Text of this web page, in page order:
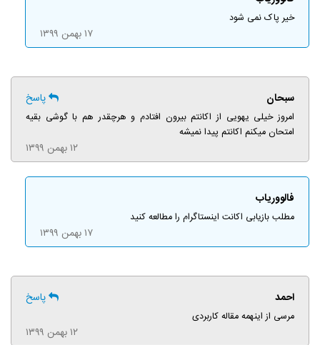
خیر پاک نمی شود
۱۷ بهمن ۱۳۹۹
سبحان پاسخ
امروز خیلی یهویی از اکانتم بیرون افتادم و هرچقدر هم با گوشی بقیه
امتحان میکنم اکانتم پیدا نمیشه
۱۲ بهمن ۱۳۹۹
فالووریاب
مطلب بازیابی اکانت اینستاگرام را مطالعه کنید
۱۷ بهمن ۱۳۹۹
احمد پاسخ
مرسی از اینهمه مقاله کاربردی
۱۲ بهمن ۱۳۹۹